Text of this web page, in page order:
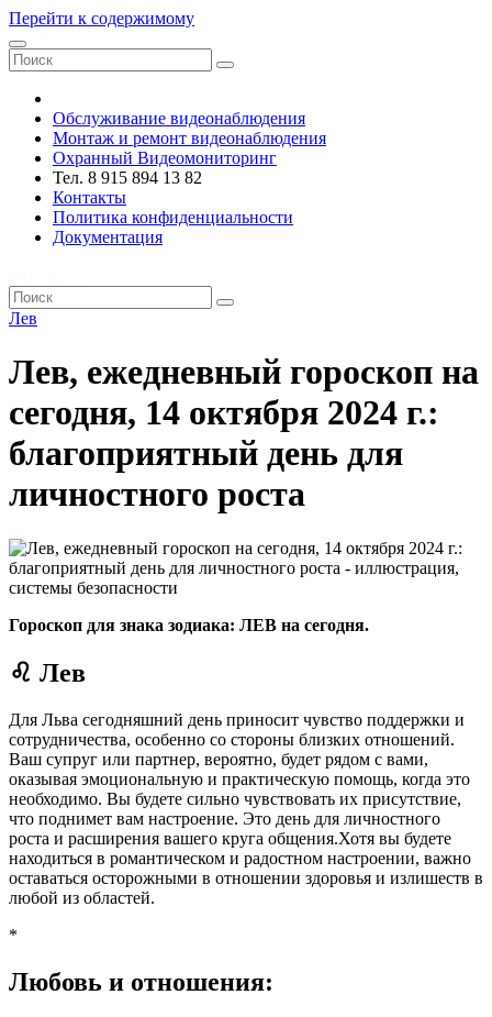
Перейти к содержимому
Обслуживание видеонаблюдения
Монтаж и ремонт видеонаблюдения
Охранный Видеомониторинг
Тел. 8 915 894 13 82
Контакты
Политика конфиденциальности
Документация
Лев
Лев, ежедневный гороскоп на
сегодня, 14 октября 2024 г.:
благоприятный день для
личностного роста
Гороскоп для знака зодиака: ЛЕВ на сегодня.
♌ Лев
Для Льва сегодняшний день приносит чувство поддержки и
сотрудничества, особенно со стороны близких отношений.
Ваш супруг или партнер, вероятно, будет рядом с вами,
оказывая эмоциональную и практическую помощь, когда это
необходимо. Вы будете сильно чувствовать их присутствие,
что поднимет вам настроение. Это день для личностного
роста и расширения вашего круга общения.Хотя вы будете
находиться в романтическом и радостном настроении, важно
оставаться осторожными в отношении здоровья и излишеств в
любой из областей.
*
Любовь и отношения: